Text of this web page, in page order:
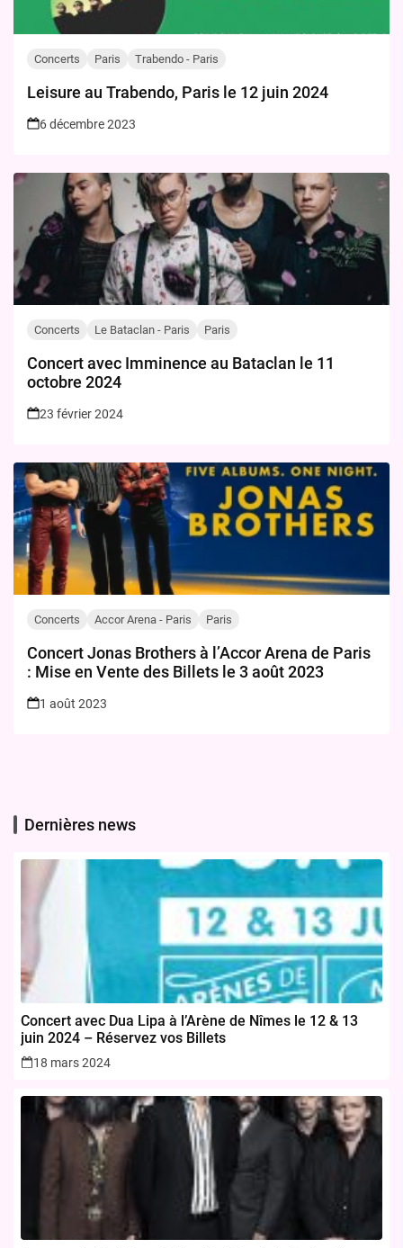
Concerts Paris Trabendo - Paris
Leisure au Trabendo, Paris le 12 juin 2024
6 décembre 2023
Concerts Le Bataclan - Paris Paris
Concert avec Imminence au Bataclan le 11
octobre 2024
23 février 2024
Concerts Accor Arena - Paris Paris
Concert Jonas Brothers à l’Accor Arena de Paris
: Mise en Vente des Billets le 3 août 2023
1 août 2023
Dernières news
Concert avec Dua Lipa à l’Arène de Nîmes le 12 & 13
juin 2024 – Réservez vos Billets
18 mars 2024